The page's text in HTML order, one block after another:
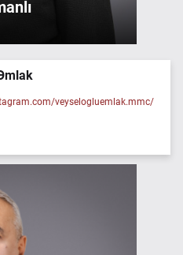
veyselogluemlak.mmc/